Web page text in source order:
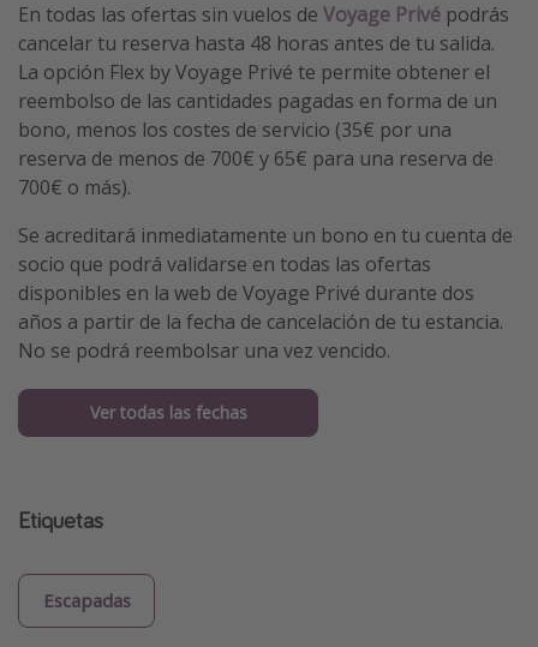
En todas las ofertas sin vuelos de Voyage Privé podrás
cancelar tu reserva hasta 48 horas antes de tu salida.
La opción Flex by Voyage Privé te permite obtener el
reembolso de las cantidades pagadas en forma de un
bono, menos los costes de servicio (35€ por una
reserva de menos de 700€ y 65€ para una reserva de
700€ o más).
Se acreditará inmediatamente un bono en tu cuenta de
socio que podrá validarse en todas las ofertas
disponibles en la web de Voyage Privé durante dos
años a partir de la fecha de cancelación de tu estancia.
No se podrá reembolsar una vez vencido.
Ver todas las fechas
Etiquetas
Escapadas